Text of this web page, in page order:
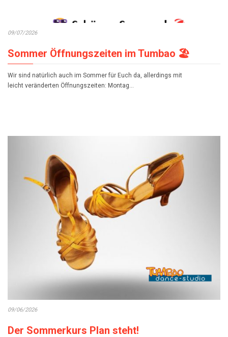
09/07/2026
Sommer Öffnungszeiten im Tumbao 🏖️
Wir sind natürlich auch im Sommer für Euch da, allerdings mit
leicht veränderten Öffnungszeiten: Montag…
09/06/2026
Der Sommerkurs Plan steht!